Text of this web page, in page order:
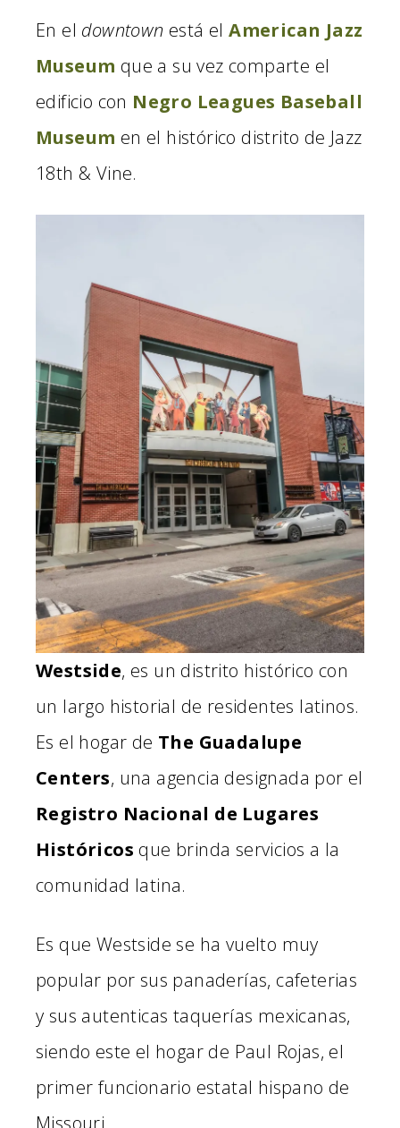
En el downtown está elAmerican Jazz
Museum que a su vez comparte el
edificio con Negro Leagues Baseball
Museum en el histórico distrito de Jazz
18th & Vine.
Westside, es un distrito histórico con
un largo historial de residentes latinos.
Es el hogar de The Guadalupe
Centers, una agencia designada por el
Registro Nacional de Lugares
Históricos que brinda servicios a la
comunidad latina.
Es que Westside se ha vuelto muy
popular por sus panaderías, cafeterias
y sus autenticas taquerías mexicanas,
siendo este el hogar de Paul Rojas, el
primer funcionario estatal hispano de
Missouri.